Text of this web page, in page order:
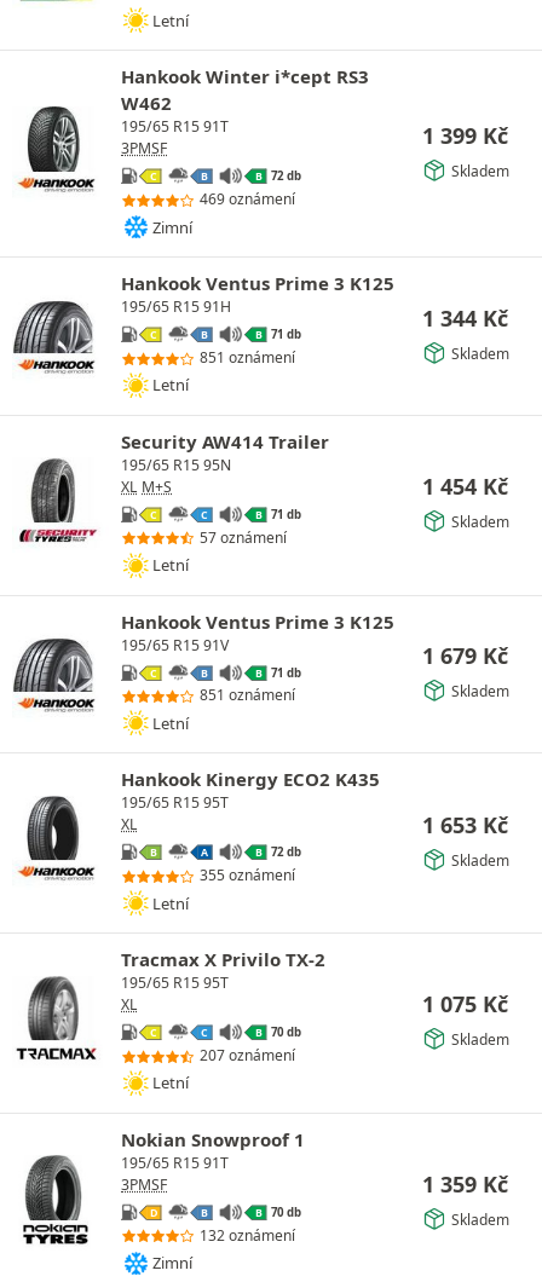
Letní
Hankook Winter i*cept RS3
W462
195/65 R15 91T
3PMSF
C B B 72 db
469 oznámení
Zimní
1 399 Kč
Skladem
Hankook Ventus Prime 3 K125
195/65 R15 91H
C B B 71 db
851 oznámení
Letní
1 344 Kč
Skladem
Security AW414 Trailer
195/65 R15 95N
XL M+S
C C B 71 db
57 oznámení
Letní
1 454 Kč
Skladem
Hankook Ventus Prime 3 K125
195/65 R15 91V
C B B 71 db
851 oznámení
Letní
1 679 Kč
Skladem
Hankook Kinergy ECO2 K435
195/65 R15 95T
XL
B A B 72 db
355 oznámení
Letní
1 653 Kč
Skladem
Tracmax X Privilo TX-2
195/65 R15 95T
XL
C C B 70 db
207 oznámení
Letní
1 075 Kč
Skladem
Nokian Snowproof 1
195/65 R15 91T
3PMSF
D B B 70 db
132 oznámení
Zimní
1 359 Kč
Skladem